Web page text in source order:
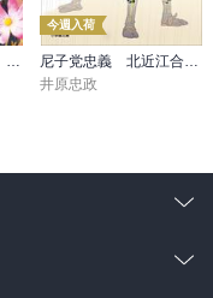
異世界居酒屋「げん」三杯目
今週入荷
尼子党忠義 北近江合戦心得〈八〉
井原忠政